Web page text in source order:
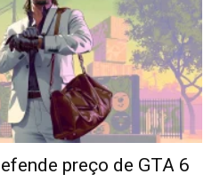
preço de GTA 6